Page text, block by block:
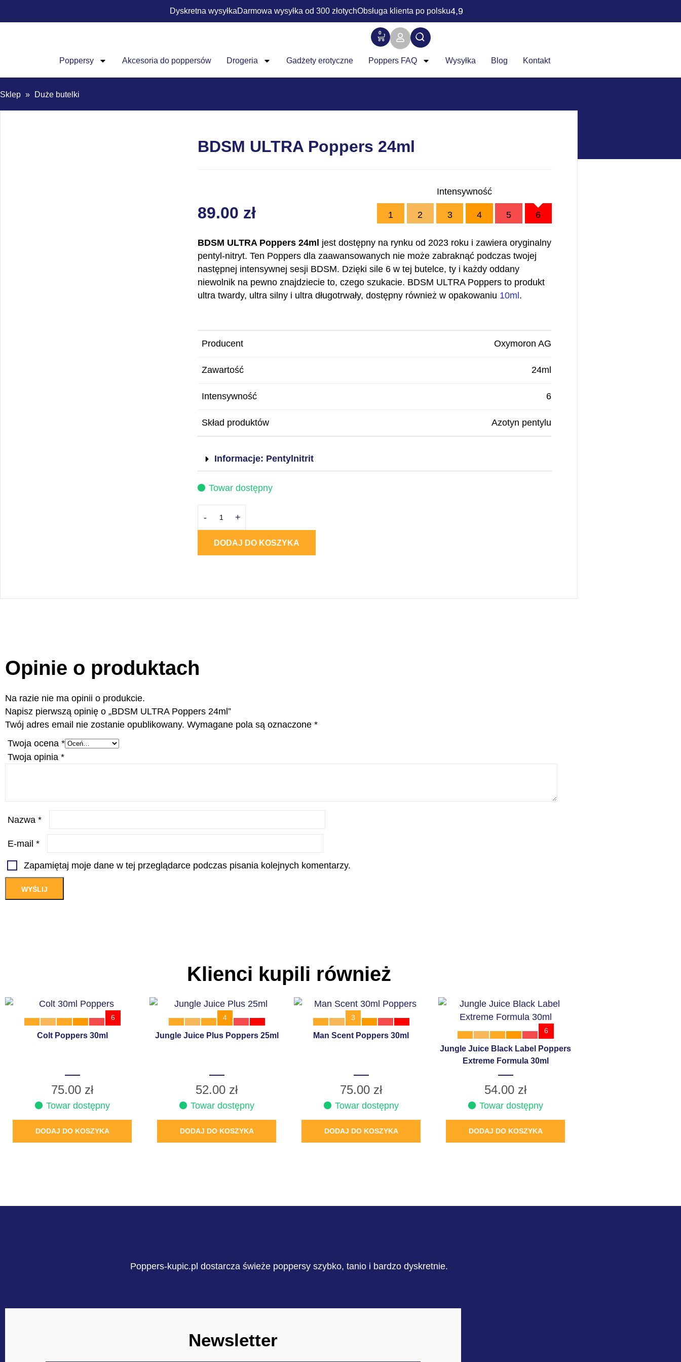
Dyskretna wysyłkaDarmowa wysyłka od 300 złotychObsługa klienta po polsku4,9
0
Poppersy Akcesoria do poppersów Drogeria Gadżety erotyczne Poppers FAQ Wysyłka Blog Kontakt
Sklep » Duże butelki
BDSM ULTRA Poppers 24ml
89.00 zł
Intensywność
1 2 3 4 5 6
BDSM ULTRA Poppers 24ml jest dostępny na rynku od 2023 roku i zawiera oryginalny
pentyl-nitryt. Ten Poppers dla zaawansowanych nie może zabraknąć podczas twojej
następnej intensywnej sesji BDSM. Dzięki sile 6 w tej butelce, ty i każdy oddany
niewolnik na pewno znajdziecie to, czego szukacie. BDSM ULTRA Poppers to produkt
ultra twardy, ultra silny i ultra długotrwały, dostępny również w opakowaniu 10ml .
Producent Oxymoron AG
Zawartość 24ml
Intensywność 6
Skład produktów Azotyn pentylu
Informacje: Pentylnitrit
Towar dostępny
- +
DODAJ DO KOSZYKA
Opinie o produktach
Na razie nie ma opinii o produkcie.
Napisz pierwszą opinię o „BDSM ULTRA Poppers 24ml”
Twój adres email nie zostanie opublikowany. Wymagane pola są oznaczone *
Twoja ocena *
Twoja opinia *
Nazwa *
E-mail *
Zapamiętaj moje dane w tej przeglądarce podczas pisania kolejnych komentarzy.
Klienci kupili również
6
Colt Poppers 30ml
75.00 zł
Towar dostępny
DODAJ DO KOSZYKA
4
Jungle Juice Plus Poppers 25ml
52.00 zł
Towar dostępny
DODAJ DO KOSZYKA
3
Man Scent Poppers 30ml
75.00 zł
Towar dostępny
DODAJ DO KOSZYKA
6
Jungle Juice Black Label Poppers
Extreme Formula 30ml
54.00 zł
Towar dostępny
DODAJ DO KOSZYKA
Poppers-kupic.pl dostarcza świeże poppersy szybko, tanio i bardzo dyskretnie.
Newsletter